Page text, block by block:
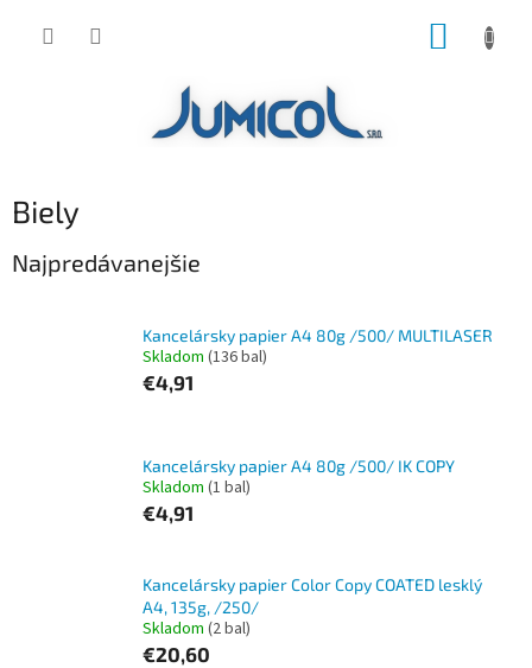
Biely
Najpredávanejšie
Kancelársky papier A4 80g /500/ MULTILASER
Skladom (136 bal)
€4,91
Kancelársky papier A4 80g /500/ IK COPY
Skladom (1 bal)
€4,91
Kancelársky papier Color Copy COATED lesklý
A4, 135g, /250/
Skladom (2 bal)
€20,60